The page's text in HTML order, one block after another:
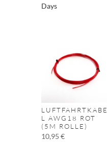
Days
LUFTFAHRTKABE
L AWG18 ROT
(5M ROLLE)
10,95 €